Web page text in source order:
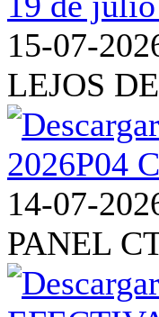
15-07-
LEJOS
14-07-
PANEL